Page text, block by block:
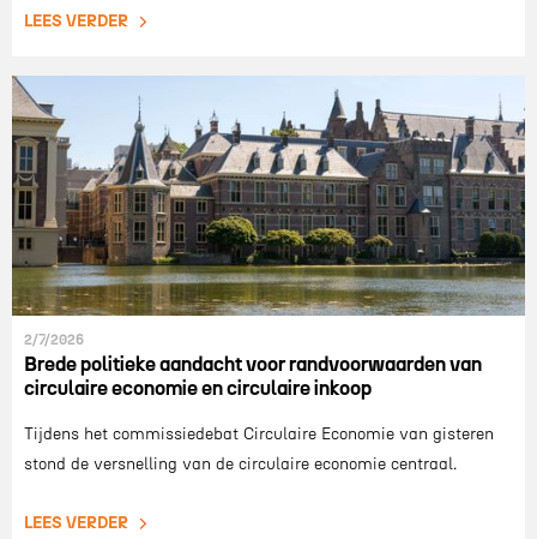
LEES VERDER
2/7/2026
Brede politieke aandacht voor randvoorwaarden van
circulaire economie en circulaire inkoop
Tijdens het commissiedebat Circulaire Economie van gisteren
stond de versnelling van de circulaire economie centraal.
LEES VERDER